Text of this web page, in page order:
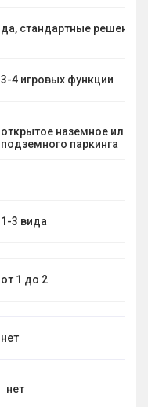
да, стандартные решения
3-4 игровых функции
открытое наземное или на
подземного паркинга
1-3 вида
от 1 до 2
нет
нет